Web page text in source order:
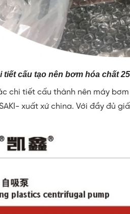
tiết cấu tạo nên bơm hóa chất
chi tiết cấu thành nên máy
xuất xứ china. Với đầy đủ